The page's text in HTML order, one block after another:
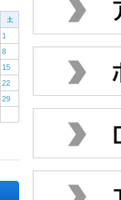
土
1
8
15
22
29